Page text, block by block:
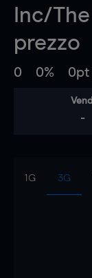
Inc/
prezzo
0 0% 0pt
-
1G 3G